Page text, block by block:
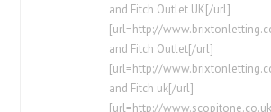
and Fitch Outlet UK[/url]
[url=http://
and Fitch Outlet[/url]
[url=http://
and Fitch uk[/url]
[url=http://